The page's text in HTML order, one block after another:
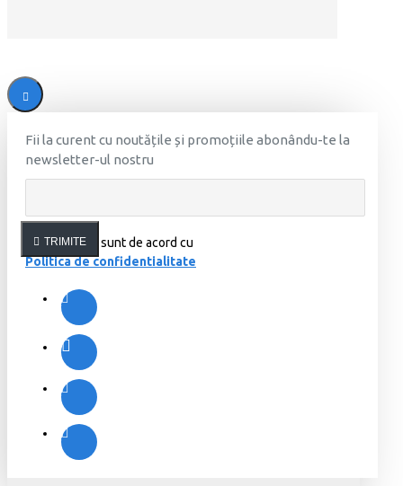
Fii la curent cu noutățile și promoțiile abonându-te la
newsletter-ul nostru
TRIMITE
Am citit şi sunt de acord cu
Politica de confidentialitate